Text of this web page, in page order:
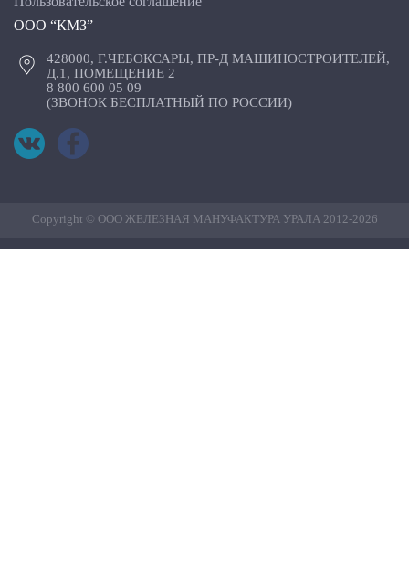
ООО “КМЗ”
428000, Г.ЧЕБОКСАРЫ, ПР-Д МАШИНОСТРОИТЕЛЕЙ,
Д.1, ПОМЕЩЕНИЕ 2
8 800 600 05 09
(ЗВОНОК БЕСПЛАТНЫЙ ПО РОССИИ)
Сopyright © ООО ЖЕЛЕЗНАЯ МАНУФАКТУРА УРАЛА 2012-2026